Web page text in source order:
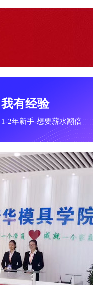
我有经验
1-2年新手-想要薪水翻倍